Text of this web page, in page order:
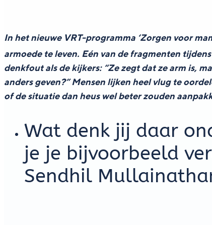
In het nieuwe VRT-programma ‘Zorgen voor
armoede te leven. Eén van de fragmenten tijdens
denkfout als de kijkers: “Ze zegt dat ze arm is,
anders geven?” Mensen lijken heel vlug te
of de situatie dan heus wel beter zouden
Wat denk jij daar
je je bijvoorbeeld
Sendhil